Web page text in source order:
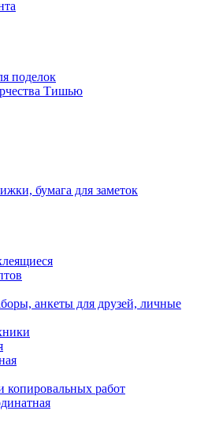
поделок
Тишью
бумага для заметок
анкеты для друзей, личные
копировальных работ